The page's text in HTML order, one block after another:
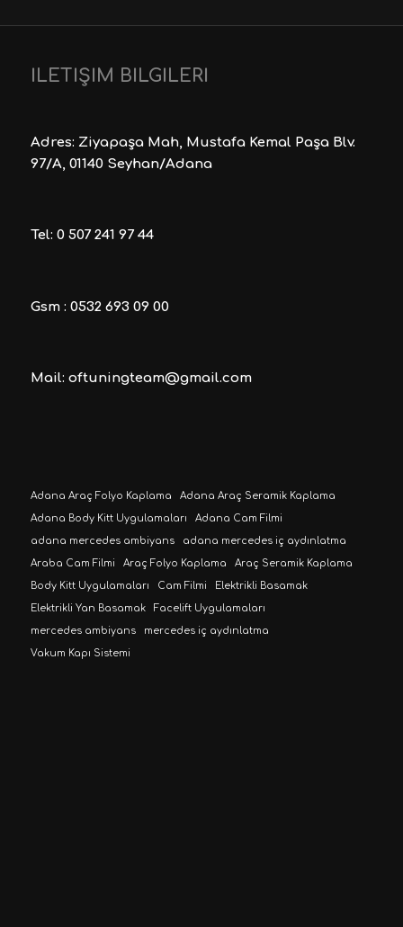
İLETİŞİM BİLGİLERİ
Adres: Ziyapaşa Mah, Mustafa Kemal Paşa Blv.
97/A, 01140 Seyhan/Adana
Tel: 0 507 241 97 44
Gsm : 0532 693 09 00
Mail: oftuningteam@gmail.com
Adana Araç Folyo Kaplama Adana Araç Seramik Kaplama
Adana Body Kitt Uygulamaları Adana Cam Filmi
adana mercedes ambiyans adana mercedes iç aydınlatma
Araba Cam Filmi Araç Folyo Kaplama Araç Seramik Kaplama
Body Kitt Uygulamaları Cam Filmi Elektrikli Basamak
Elektrikli Yan Basamak Facelift Uygulamaları
mercedes ambiyans mercedes iç aydınlatma
Vakum Kapı Sistemi